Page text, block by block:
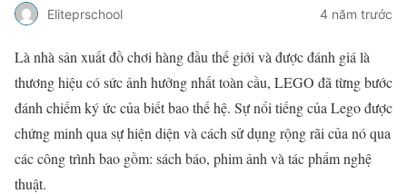
Eliteprschool 4 năm trước
Là nhà sản xuất đồ chơi hàng đầu thế giới và được đánh giá là
thương hiệu có sức ảnh hưởng nhất toàn cầu, LEGO đã từng bước
đánh chiếm ký ức của biết bao thế hệ. Sự nổi tiếng của Lego được
chứng minh qua sự hiện diện và cách sử dụng rộng rãi của nó qua
các công trình bao gồm: sách báo, phim ảnh và tác phẩm nghệ
thuật.